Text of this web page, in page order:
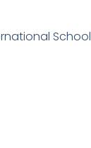
School